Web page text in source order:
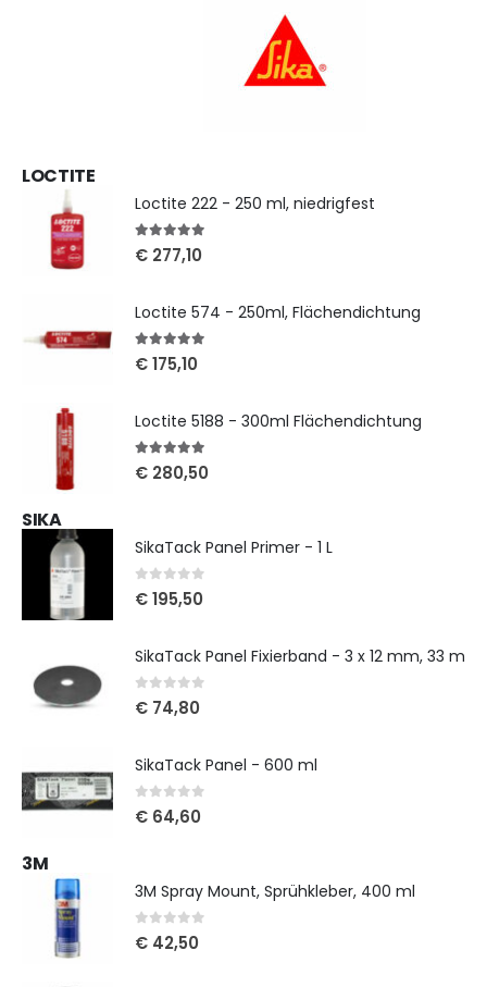
LOCTITE
Loctite 222 - 250 ml, niedrigfest
5out of 5
€ 277,10
Loctite 574 - 250ml, Flächendichtung
5out of 5
€175,10
Loctite 5188 - 300ml Flächendichtung
5out of 5
€ 280,50
SIKA
SikaTack Panel Primer - 1 L
0out of 5
€195,50
SikaTack Panel Fixierband - 3 x 12 mm, 33 m
0out of 5
€ 74,80
SikaTack Panel - 600 ml
0out of 5
€ 64,60
3M
3M Spray Mount, Sprühkleber, 400 ml
0out of 5
€ 42,50